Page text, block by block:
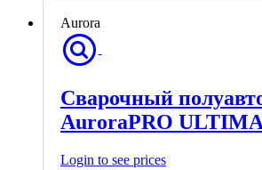
Aurora
Сварочный
AuroraPRO
Login to see prices